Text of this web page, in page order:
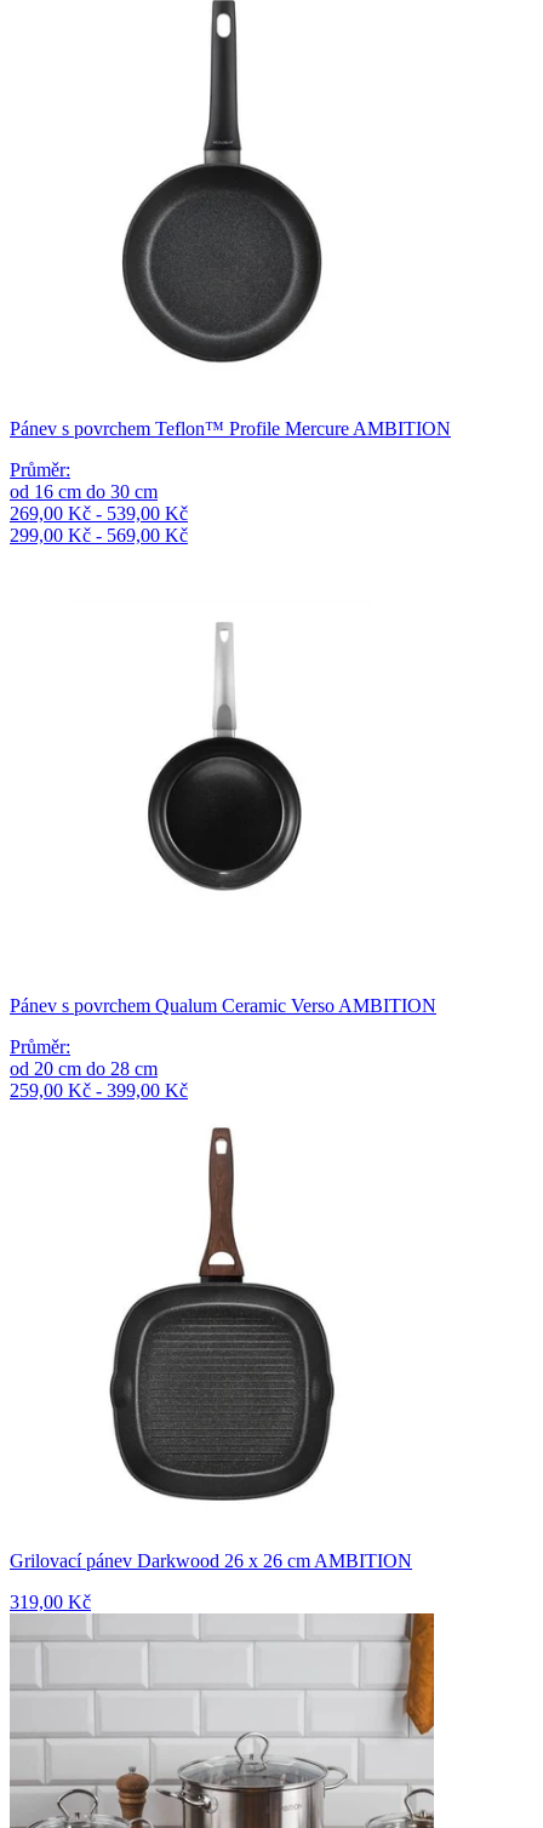
Pánev s povrchem Teflon™ Profile Mercure AMBITION
Průměr:
od 16 cm do 30 cm
269,00 Kč - 539,00 Kč
299,00 Kč - 569,00 Kč
Pánev s povrchem Qualum Ceramic Verso AMBITION
Průměr:
od 20 cm do 28 cm
259,00 Kč - 399,00 Kč
Grilovací pánev Darkwood 26 x 26 cm AMBITION
319,00 Kč